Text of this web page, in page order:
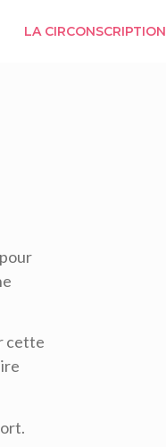
LA CIRCONSCRIPTION
cette